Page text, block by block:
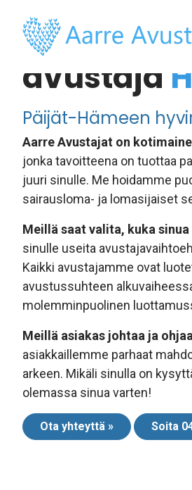
avustaja
Päijät-Hämeen
Aarre Avustajat on
jonka tavoitteena on tuottaa
juuri sinulle. Me hoidamme
sairausloma- ja lomasijaiset
Meillä saat valita, kuka
sinulle useita
Kaikki avustajamme ovat
avustussuhteen
molemminpuolinen
Meillä asiakas johtaa ja
asiakkaillemme parhaat
arkeen. Mikäli sinulla on
olemassa sinua varten!
Ota yhteyttä » Soita